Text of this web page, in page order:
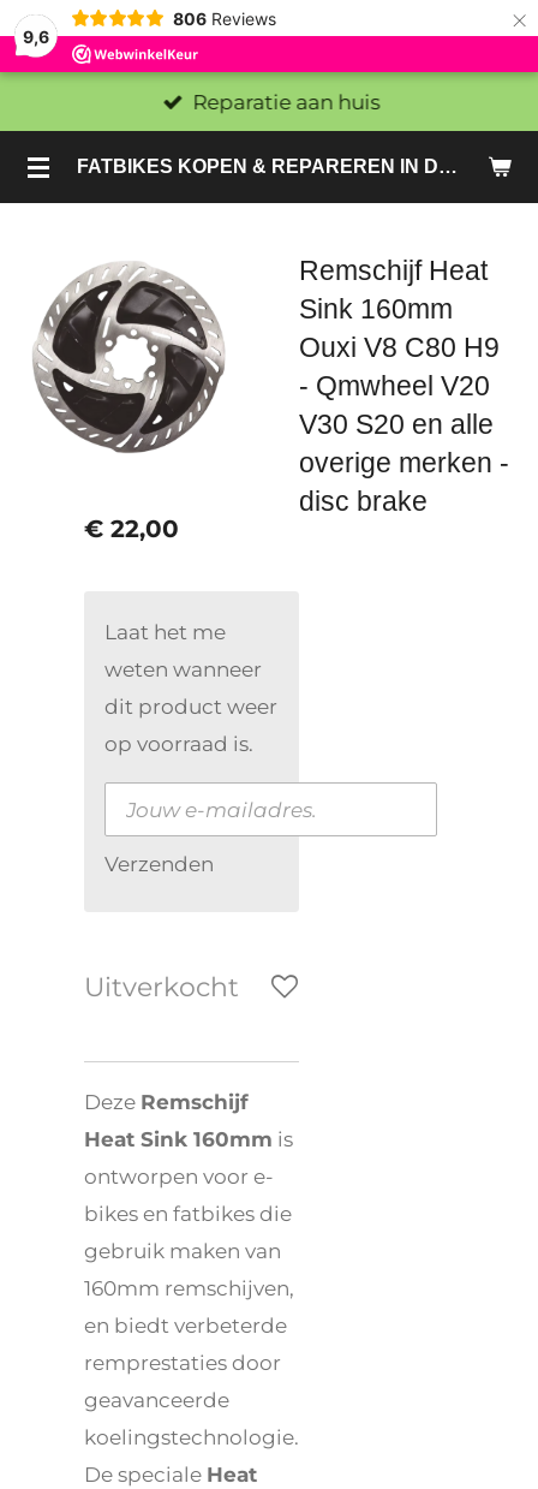
9,6
806 Reviews ×
FATBIKES KOPEN & REPAREREN IN DEN HAAG EN ZOETERMEER - SACHE BIKES
Reparatie aan huis
Remschijf Heat
Sink 160mm
Ouxi V8 C80 H9
- Qmwheel V20
V30 S20 en alle
overige merken -
disc brake
€ 22,00
Laat het me
weten wanneer
dit product weer
op voorraad is.
Verzenden
Uitverkocht
Deze Remschijf
Heat Sink 160mm is
ontworpen voor e-
bikes en fatbikes die
gebruik maken van
160mm remschijven,
en biedt verbeterde
remprestaties door
geavanceerde
koelingstechnologie.
De speciale Heat